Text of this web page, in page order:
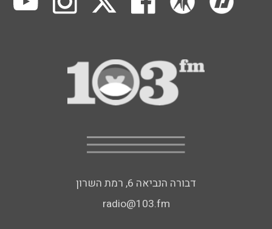
דבורה הנביאה 6, רמת השרון
radio@103.fm